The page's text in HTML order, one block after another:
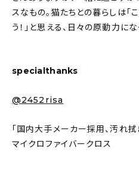
スなもの。猫たちとの暮らしは「
う！」と思える、日々の原動力に
specialthanks
@2452risa
「国内大手メーカー採用、汚れ
マイクロファイバークロス